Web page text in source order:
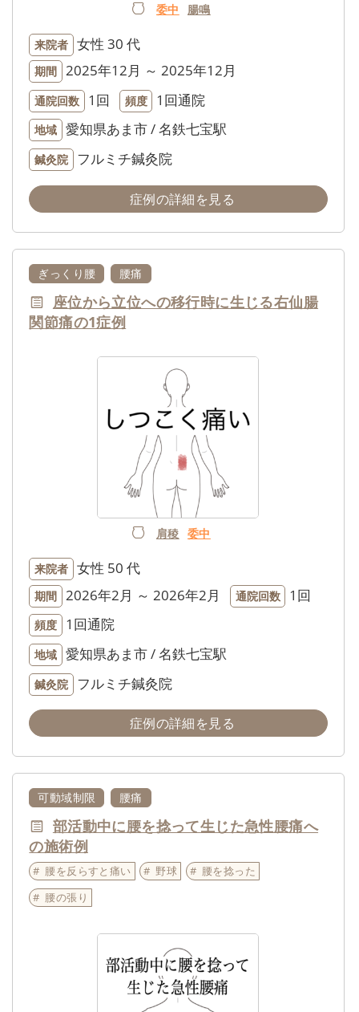
委中 腸鳴
来院者 女性 30 代
期間 2025年12月 ～ 2025年12月
通院回数 1回 頻度 1回通院
地域 愛知県あま市 / 名鉄七宝駅
鍼灸院 フルミチ鍼灸院
症例の詳細を見る
ぎっくり腰 腰痛
座位から立位への移行時に生じる右仙腸
関節痛の1症例
肩稜 委中
来院者 女性 50 代
期間 2026年2月 ～ 2026年2月 通院回数 1回
頻度 1回通院
地域 愛知県あま市 / 名鉄七宝駅
鍼灸院 フルミチ鍼灸院
症例の詳細を見る
可動域制限 腰痛
部活動中に腰を捻って生じた急性腰痛へ
の施術例
腰を反らすと痛い 野球
腰を捻った
腰の張り